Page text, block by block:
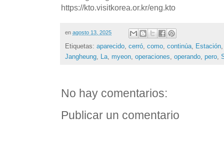
https://kto.visitkorea.or.kr/eng.kto
en agosto 13, 2025
Etiquetas: aparecido cerró como continúa Estación
Jangheung La myeon operaciones operando pero
No hay comentarios:
Publicar un comentario